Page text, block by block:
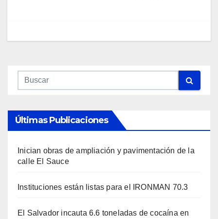
Últimas Publicaciones
Inician obras de ampliación y pavimentación de la
calle El Sauce
Instituciones están listas para el IRONMAN 70.3
El Salvador incauta 6.6 toneladas de cocaína en